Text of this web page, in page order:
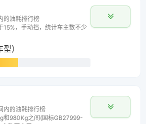
的油耗排行榜
15%，手动挡，统计车主数不少
）
内的油耗排行榜
和980Kg之间(国标GB27999-